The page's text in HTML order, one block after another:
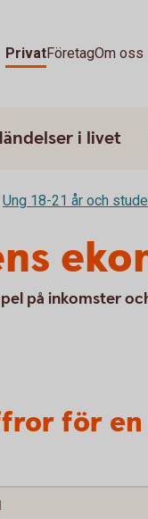
PrivatFöretagOm oss
i livet
Ung 18-21 år och
på inkomster
för